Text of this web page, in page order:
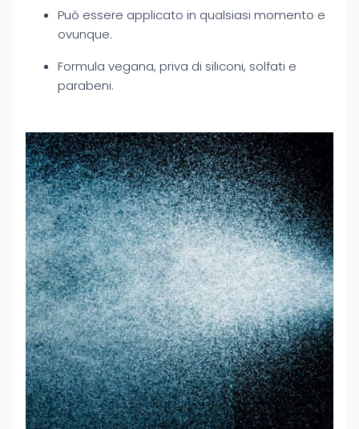
Può essere applicato in qualsiasi momento e
ovunque.
Formula vegana, priva di siliconi, solfati e
parabeni.